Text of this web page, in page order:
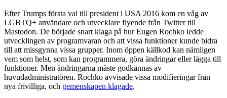
Efter Trumps första val till president i USA 2016 kom en våg av
LGBTQ+ användare och utvecklare flyende från Twitter till
Mastodon. De började snart klaga på hur Eugen Rochko ledde
utvecklingen av programvaran och att vissa funktioner kunde bidra
till att missgynna vissa grupper. Inom öppen källkod kan nämligen
vem som helst, som kan programmera, göra ändringar eller lägga till
funktioner. Men ändringarna måste godkännas av
huvudadministratören. Rochko avvisade vissa modifieringar från
nya frivilliga, och gemenskapen klagade.